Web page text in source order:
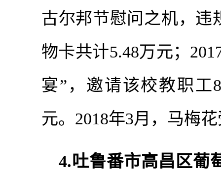
古尔邦节慰问之机，违
物卡共计5.48万元；
宴”，邀请该校教职工
元。2018年3月，马梅
4.吐鲁番市高昌区葡